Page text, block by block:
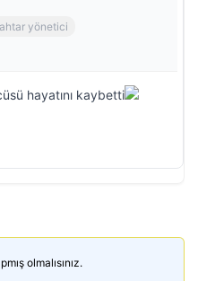
yönetici
hayatını kaybetti
olmalısınız.